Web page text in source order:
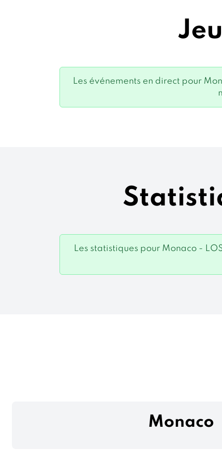
Les événements en direct pour
Les statistiques pour Monaco -
Monaco